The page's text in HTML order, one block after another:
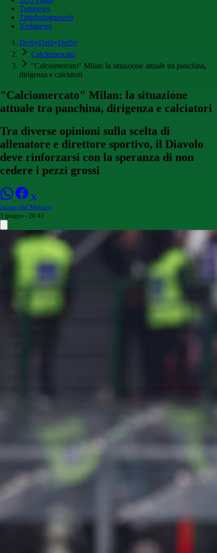
Toronews
Tuttobolognaweb
Violanews
DerbyDerbyDerby
Calciomercato
"Calciomercato" Milan: la situazione attuale tra panchina,
dirigenza e calciatori
"Calciomercato" Milan: la situazione
attuale tra panchina, dirigenza e calciatori
Tra diverse opinioni sulla scelta di
allenatore e direttore sportivo, il Diavolo
deve rinforzarsi con la speranza di non
cedere i pezzi grossi
Jacopo del Monaco
3 giugno - 20:43